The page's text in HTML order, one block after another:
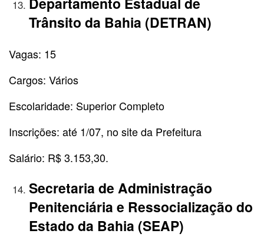
Trânsito da Bahia (DETRAN)
Vagas: 15
Cargos: Vários
Escolaridade: Superior Completo
Inscrições: até 1/07, no site da Prefeitura
Salário: R$ 3.153,30.
Secretaria de Administração
Penitenciária e Ressocialização do
Estado da Bahia (SEAP)